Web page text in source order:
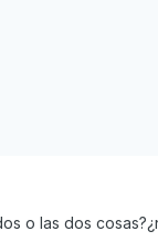
o las dos